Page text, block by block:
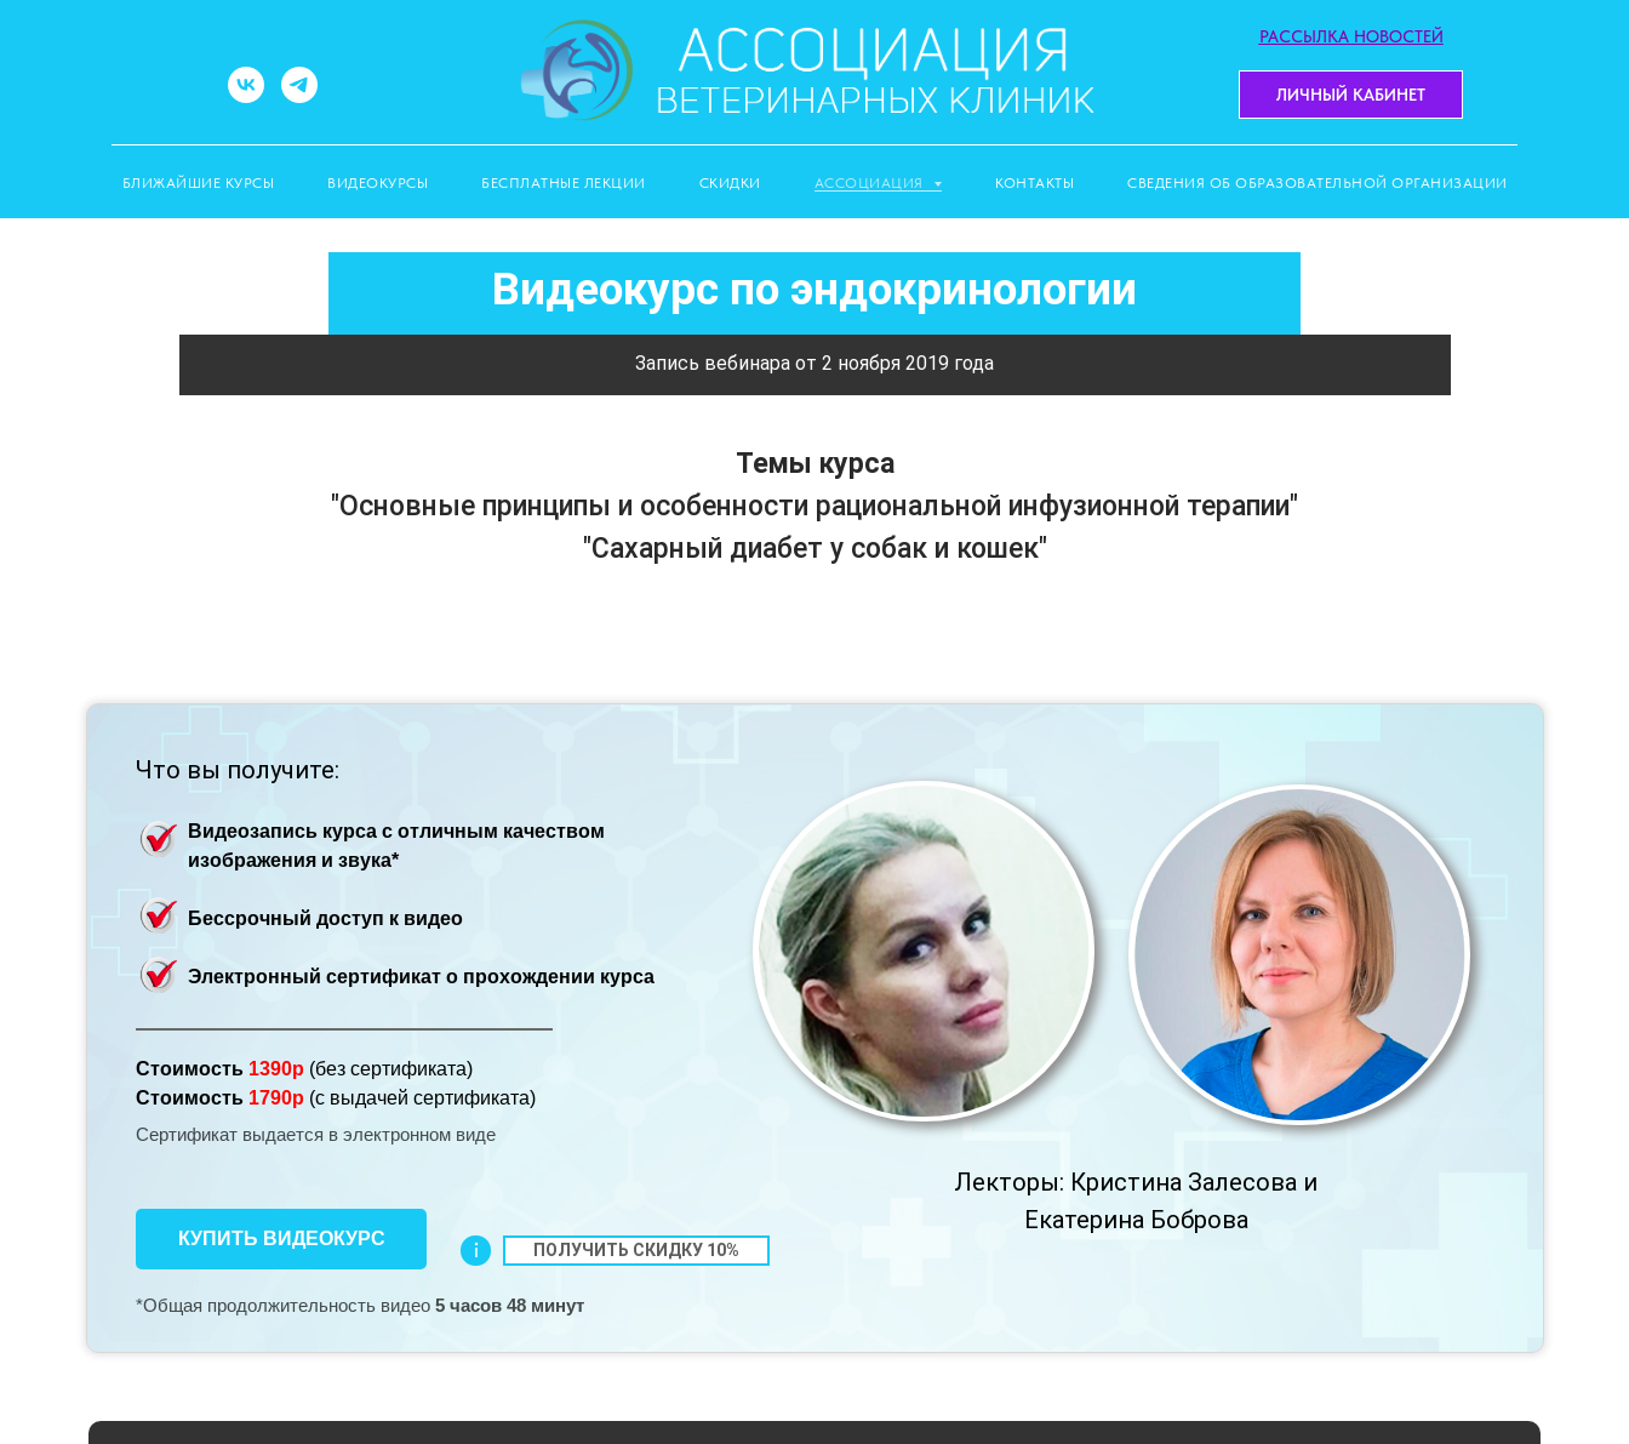
РАССЫЛКА НОВОСТЕЙ
ЛИЧНЫЙ КАБИНЕТ
БЛИЖАЙШИЕ КУРСЫ ВИДЕОКУРСЫ БЕСПЛАТНЫЕ ЛЕКЦИИ СКИДКИ АССОЦИАЦИЯ КОНТАКТЫ СВЕДЕНИЯ ОБ ОБРАЗОВАТЕЛЬНОЙ ОРГАНИЗАЦИИ
Видеокурс по эндокринологии
Запись вебинара от 2 ноября 2019 года
Темы курса
"Основные принципы и особенности рациональной инфузионной терапии"
"Сахарный диабет у собак и кошек"
Видеозапись курса с отличным качеством
изображения и звука*
Бессрочный доступ к видео
Электронный сертификат о прохождении курса
КУПИТЬ ВИДЕОКУРС
*Общая продолжительность видео 5 часов 48 минут
Стоимость 1390р (без сертификата)
Стоимость 1790р (с выдачей сертификата)
Что вы получите:
Лекторы: Кристина Залесова и
Екатерина Боброва
Сертификат выдается в электронном виде
ПОЛУЧИТЬ СКИДКУ 10%